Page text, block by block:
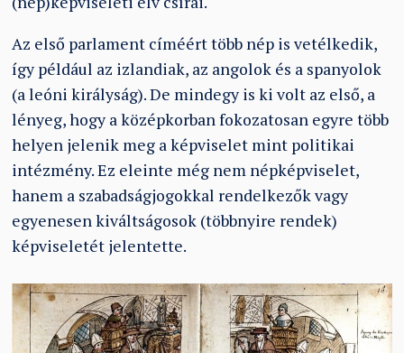
Az első parlament címéért több nép is vetélkedik,
így például az izlandiak, az angolok és a spanyolok
(a leóni királyság). De mindegy is ki volt az első, a
lényeg, hogy a középkorban fokozatosan egyre több
helyen jelenik meg a képviselet mint politikai
intézmény. Ez eleinte még nem népképviselet,
hanem a szabadságjogokkal rendelkezők vagy
egyenesen kiváltságosok (többnyire rendek)
képviseletét jelentette.